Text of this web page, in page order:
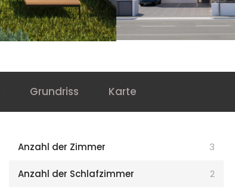
Grundriss Karte
Anzahl der Zimmer 3
Anzahl der Schlafzimmer 2